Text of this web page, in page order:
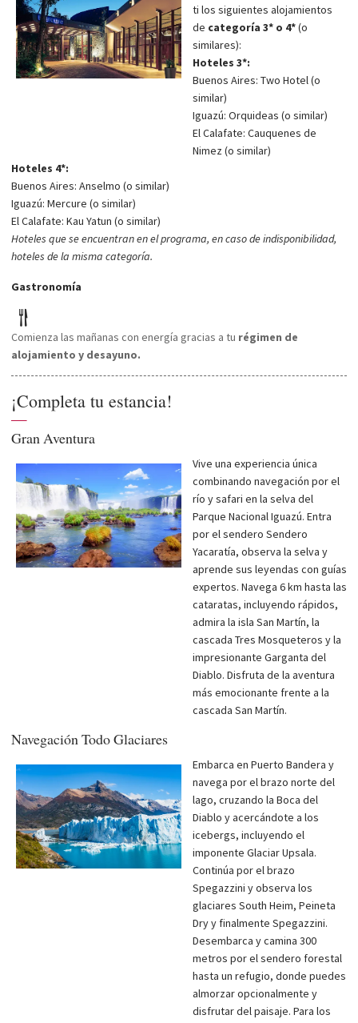
ti los siguientes alojamientos
de categoría 3* o 4*(o
similares):
Hoteles 3*:
Buenos Aires: Two Hotel (o
similar)
Iguazú: Orquideas (o similar)
El Calafate: Cauquenes de
Nimez (o similar)
Hoteles 4*:
Buenos Aires: Anselmo (o similar)
Iguazú: Mercure (o similar)
El Calafate: Kau Yatun (o similar)
Hoteles que se encuentran en el programa, en caso de indisponibilidad,
hoteles de la misma categoría.
Gastronomía
Comienza las mañanas con energía gracias a tu régimen de
alojamiento y desayuno.
¡Completa tu estancia!
—
Gran Aventura
Vive una experiencia única
combinando navegación por el
río y safari en la selva del
Parque Nacional Iguazú. Entra
por el sendero Sendero
Yacaratía, observa la selva y
aprende sus leyendas con guías
expertos. Navega 6 km hasta las
cataratas, incluyendo rápidos,
admira la isla San Martín, la
cascada Tres Mosqueteros y la
impresionante Garganta del
Diablo. Disfruta de la aventura
más emocionante frente a la
cascada San Martín.
Navegación Todo Glaciares
Embarca en Puerto Bandera y
navega por el brazo norte del
lago, cruzando la Boca del
Diablo y acercándote a los
icebergs, incluyendo el
imponente Glaciar Upsala.
Continúa por el brazo
Spegazzini y observa los
glaciares South Heim, Peineta
Dry y finalmente Spegazzini.
Desembarca y camina 300
metros por el sendero forestal
hasta un refugio, donde puedes
almorzar opcionalmente y
disfrutar del paisaje. Para los